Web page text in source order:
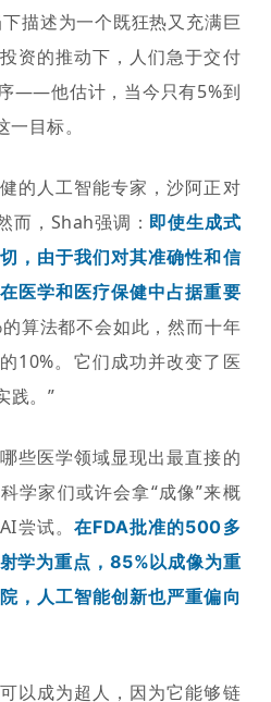
描述为一个既狂热又充满巨
资的推动下，人们急于交付
——他估计，当今只有5%到
目标。
的人工智能专家，沙阿正对
而，Shah强调： 即使生成式
，由于我们对其准确性和信
医学和医疗保健中占据重要
算法都不会如此，然而十年
10%。它们成功并改变了医
践。”
些医学领域显现出最直接的
学家们或许会拿“成像”来概
尝试。 在FDA批准的500多
学为重点，85%以成像为重
，人工智能创新也严重偏向
以成为超人，因为它能够链